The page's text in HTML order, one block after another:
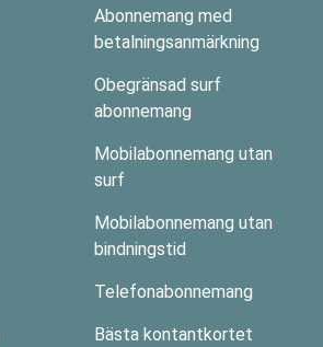
Abonnemang med
betalningsanmärkning
Obegränsad surf
abonnemang
Mobilabonnemang utan
surf
Mobilabonnemang utan
bindningstid
Telefonabonnemang
Bästa kontantkortet